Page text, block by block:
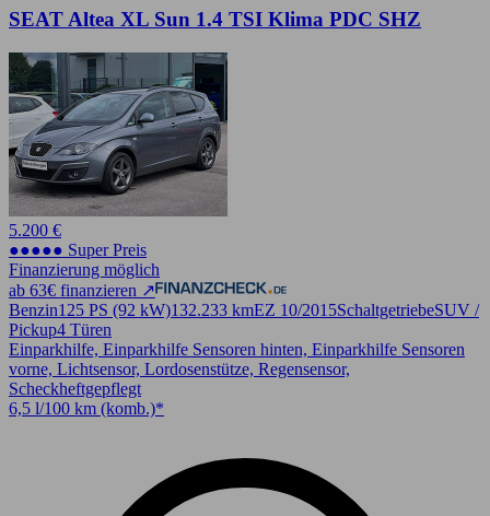
SEAT Altea XL Sun 1.4 TSI Klima PDC SHZ
5.200 €
●●●●● Super Preis
Finanzierung möglich
ab 63€ finanzieren ↗
Benzin125 PS (92 kW)132.233 kmEZ 10/2015SchaltgetriebeSUV /
Pickup4 Türen
Einparkhilfe, Einparkhilfe Sensoren hinten, Einparkhilfe Sensoren
vorne, Lichtsensor, Lordosenstütze, Regensensor,
Scheckheftgepflegt
6,5 l/100 km (komb.)*